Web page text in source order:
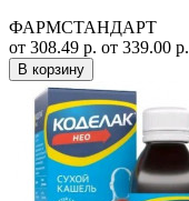
ФАРМСТАНДАРТ
от 308.49 р. от 339.00 р.
В корзину